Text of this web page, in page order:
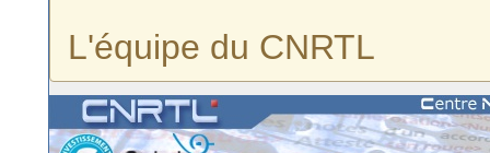
L'équipe du CNRTL